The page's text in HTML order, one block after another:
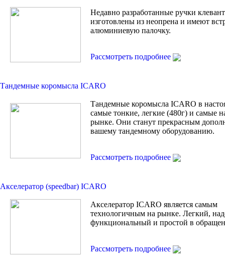
Недавно разработанные ручки
изготовлены из неопрена и имеют
алюминиевую палочку.
Рассмотреть подробнее
Тандемные коромысла ICARO
Тандемные коромысла ICARO в
самые тонкие, легкие (480г) и самые
рынке. Они станут прекрасным
вашему тандемному оборудованию.
Рассмотреть подробнее
Акселератор (speedbar) ICARO
Акселератор ICARO является самым
технологичным на рынке. Легкий,
функциональный и простой в
Рассмотреть подробнее